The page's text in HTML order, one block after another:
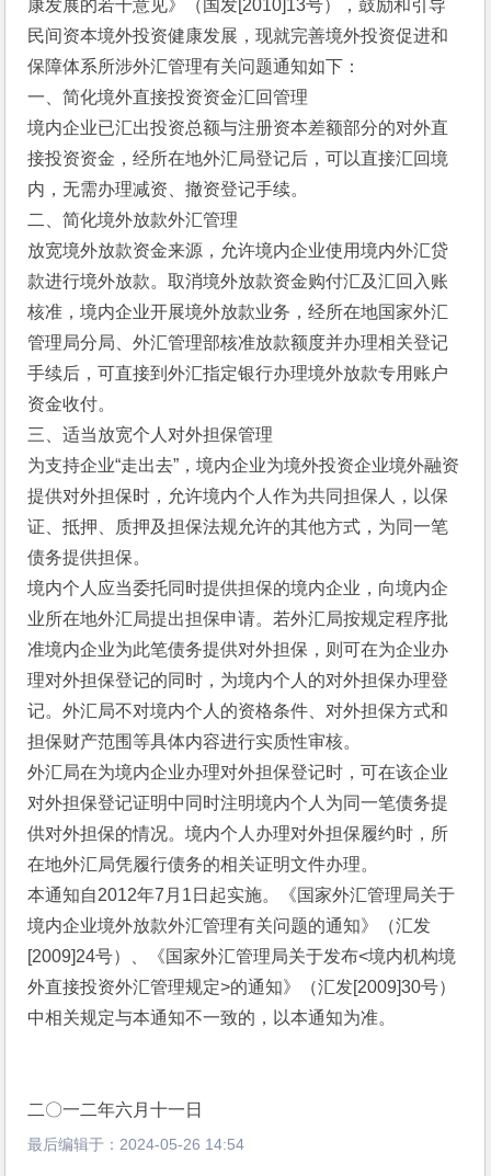
康发展的若干意见》（国发[2010]13号），鼓励和引导
民间资本境外投资健康发展，现就完善境外投资促进和
保障体系所涉外汇管理有关问题通知如下：
一、简化境外直接投资资金汇回管理
境内企业已汇出投资总额与注册资本差额部分的对外直
接投资资金，经所在地外汇局登记后，可以直接汇回境
内，无需办理减资、撤资登记手续。
二、简化境外放款外汇管理
放宽境外放款资金来源，允许境内企业使用境内外汇贷
款进行境外放款。取消境外放款资金购付汇及汇回入账
核准，境内企业开展境外放款业务，经所在地国家外汇
管理局分局、外汇管理部核准放款额度并办理相关登记
手续后，可直接到外汇指定银行办理境外放款专用账户
资金收付。
三、适当放宽个人对外担保管理
为支持企业“走出去”，境内企业为境外投资企业境外融资
提供对外担保时，允许境内个人作为共同担保人，以保
证、抵押、质押及担保法规允许的其他方式，为同一笔
债务提供担保。
境内个人应当委托同时提供担保的境内企业，向境内企
业所在地外汇局提出担保申请。若外汇局按规定程序批
准境内企业为此笔债务提供对外担保，则可在为企业办
理对外担保登记的同时，为境内个人的对外担保办理登
记。外汇局不对境内个人的资格条件、对外担保方式和
担保财产范围等具体内容进行实质性审核。
外汇局在为境内企业办理对外担保登记时，可在该企业
对外担保登记证明中同时注明境内个人为同一笔债务提
供对外担保的情况。境内个人办理对外担保履约时，所
在地外汇局凭履行债务的相关证明文件办理。
本通知自2012年7月1日起实施。《国家外汇管理局关于
境内企业境外放款外汇管理有关问题的通知》（汇发
[2009]24号）、《国家外汇管理局关于发布<境内机构境
外直接投资外汇管理规定>的通知》（汇发[2009]30号）
中相关规定与本通知不一致的，以本通知为准。
二〇一二年六月十一日
最后编辑于： 2024-05-26 14:54